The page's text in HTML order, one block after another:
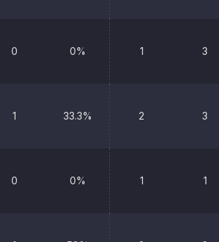
0 0% 1 3
1 33.3% 2 3
0 0% 1 1